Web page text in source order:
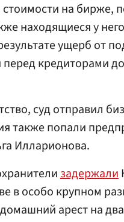
на бирже,
находящиеся у
ущерб от
перед кредиторами
суд отправил
также попали
Илларионова.
задержали
в особо крупном
арест на